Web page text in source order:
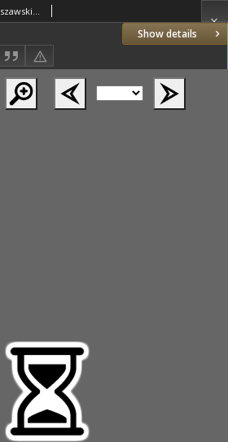
Show details
Gazeta Korrespondenta Warszawskiego i Zagranicznego. 1821 nr62